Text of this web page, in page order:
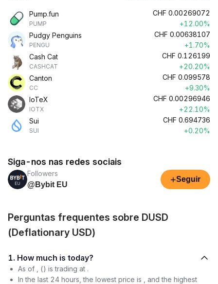
Pump.fun
PUMP
CHF 0.00269072
+12.00%
Pudgy Penguins
PENGU
CHF 0.00638107
+1.70%
Cash Cat
CASHCAT
CHF 0.126199
+20.20%
Canton
CC
CHF 0.099578
+9.30%
IoTeX
IOTX
CHF 0.00296946
+22.10%
Sui
SUI
CHF 0.694736
+0.20%
Siga-nos nas redes sociais
Followers
@Bybit EU
+Seguir
Perguntas frequentes sobre DUSD
(Deflationary USD)
1. How much is today?
As of , () is trading at .
In the last 24 hours, the lowest price is , and the highest